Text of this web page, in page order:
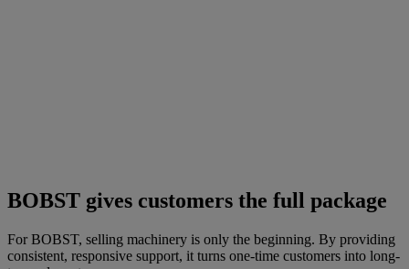
BOBST gives customers the full package
For BOBST, selling machinery is only the beginning. By providing
consistent, responsive support, it turns one-time customers into long-